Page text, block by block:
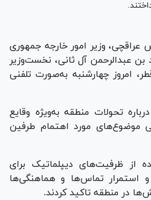
عراقچی، وزیر امور خارجه جمهوری
عبدالرحمن آل ثانی، نخست‌وزیر
امروز چهارشنبه به‌صورت تلفنی
تحولات منطقه به‌ویژه وقایع
موضوع‌های مورد اهتمام طرفین
از ظرفیت‌های دیپلماتیک برای
استمرار تماس‌ها و هماهنگی‌ها
در منطقه تاکید کردند.